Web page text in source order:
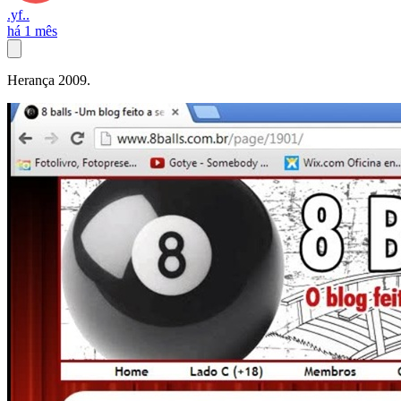
.yf..
há 1 mês
Herança 2009.